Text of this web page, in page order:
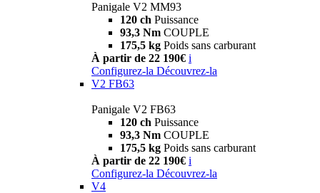
Panigale V2 MM93
120 ch Puissance
93,3 Nm COUPLE
175,5 kg Poids sans carburant
À partir de 22 190€ i
Configurez-la Découvrez-la
V2 FB63
Panigale V2 FB63
120 ch Puissance
93,3 Nm COUPLE
175,5 kg Poids sans carburant
À partir de 22 190€ i
Configurez-la Découvrez-la
V4